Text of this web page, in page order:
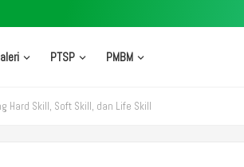
PTSP PMBM
Hard Skill, Soft Skill, dan Life Skill